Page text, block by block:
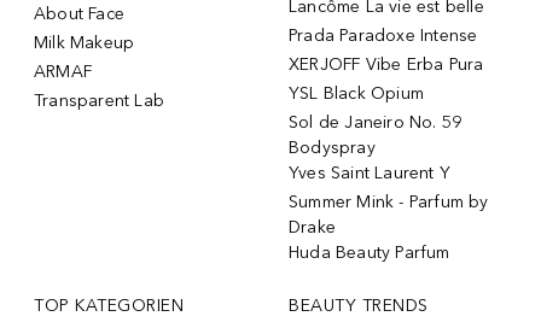
About Face
Milk Makeup
ARMAF
Transparent Lab
Lancôme La vie est belle
Prada Paradoxe Intense
XERJOFF Vibe Erba Pura
YSL Black Opium
Sol de Janeiro No. 59
Bodyspray
Yves Saint Laurent Y
Summer Mink - Parfum by
Drake
Huda Beauty Parfum
TOP KATEGORIEN BEAUTY TRENDS